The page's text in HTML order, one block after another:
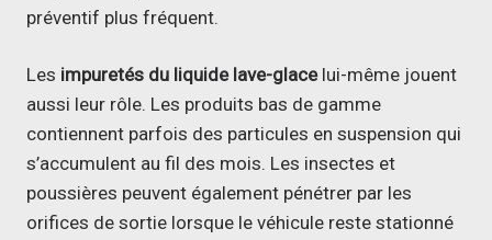
préventif plus fréquent.
Les impuretés du liquide lave-glacelui-même jouent
aussi leur rôle. Les produits bas de gamme
contiennent parfois des particules en suspension qui
s’accumulent au fil des mois. Les insectes et
poussières peuvent également pénétrer par les
orifices de sortie lorsque le véhicule reste stationné